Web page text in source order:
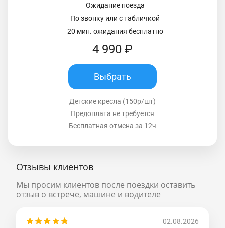
Ожидание поезда
По звонку или с табличкой
20 мин. ожидания бесплатно
4 990 ₽
Выбрать
Детские кресла (150р/шт)
Предоплата не требуется
Бесплатная отмена за 12ч
Отзывы клиентов
Мы просим клиентов после поездки оставить
отзыв о встрече, машине и водителе
02.08.2026